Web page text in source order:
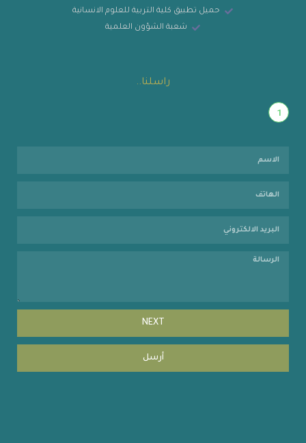
حميل تطبيق كلية التربية للعلوم الانسانية
شعبة الشؤون العلمية
راسلنا..
1
NEXT
أرسل